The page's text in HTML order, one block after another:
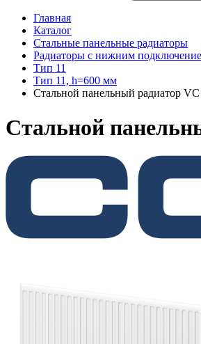
Главная
Каталог
Стальные панельные радиаторы
Радиаторы c нижним
Тип 11
Тип 11, h=600 мм
Стальной панельный радиатор
Стальной